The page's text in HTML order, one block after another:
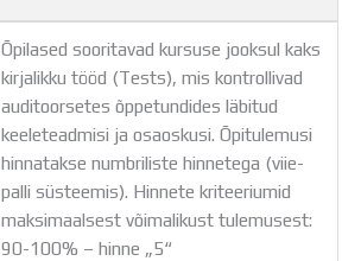
Õpilased sooritavad kursuse jooksul kaks
kirjalikku tööd (Tests), mis kontrollivad
auditoorsetes õppetundides läbitud
keeleteadmisi ja osaoskusi. Õpitulemusi
hinnatakse numbriliste hinnetega (viie-
palli süsteemis). Hinnete kriteeriumid
maksimaalsest võimalikust tulemusest:
90-100% – hinne „5“